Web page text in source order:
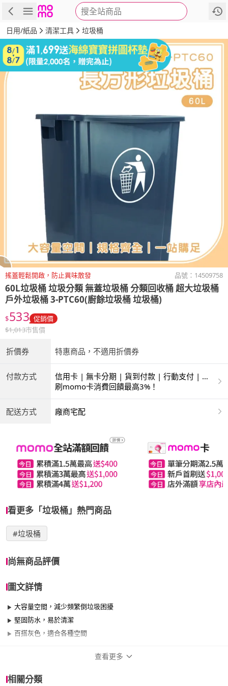
搜全站商品
商品 評價 詳情
日用/紙品 清潔工具 垃圾桶
搖蓋輕鬆開啟，防止異味散發 品號： 14509758
60L垃圾桶 垃圾分類 無蓋垃圾桶 分類回收桶 超大垃圾桶
戶外垃圾桶 3-PTC60(廚餘垃圾桶 垃圾桶)
$533 促銷價
$1,013市售價
折價券 特惠商品，不適用折價券
付款方式
信用卡 | 無卡分期 | 貨到付款 | 行動支付 | 超
商付款 | ATM | 銀聯卡
刷momo卡消費回饋最高3%！
配送方式 廠商宅配
看更多「垃圾桶」熱門商品
#垃圾桶
尚無商品評價
圖文詳情
大容量空間，減少頻繁倒垃圾困擾
堅固防水，易於清潔
百搭灰色，適合各種空間
查看更多
相關分類